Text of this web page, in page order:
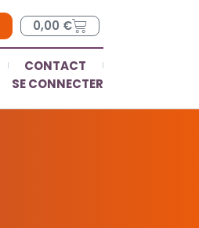
0,00 €
CONTACT
SE CONNECTER